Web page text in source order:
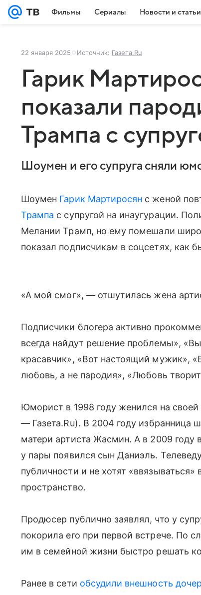
Фильмы Сериалы Новости и статьи
22 января 2025 Источник: Газета.Ru
Гарик
показали
Трампа с
Шоумен и его супруга сняли
Шоумен Гарик Мартиросян с женой
Трампа с супругой на инаугурации.
Мелании Трамп, но ему помешали
показал подписчикам в соцсетях, как
«А мой смог», — отшутилась жена
Подписчики блогера активно
всегда найдут решение проблемы»,
красавчик», «Вот настоящий мужик»,
любовь, а не пародия», «Любовь творит
Юморист в 1998 году женился на
— Газета.Ru). В 2004 году избранница
матери артиста Жасмин. А в 2009
у пары появился сын Даниэль.
публичности и не хотят
пространство.
Продюсер публично заявлял, что у
покорила его при первой встрече. По
им в семейной жизни быстро решать
Ранее в сети обсудили внешность